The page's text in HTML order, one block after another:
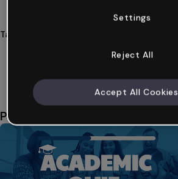
Tags
Mostra altro (27)
Potrebbe piacerti anche
Settings
Reject All
Accept All Cookies